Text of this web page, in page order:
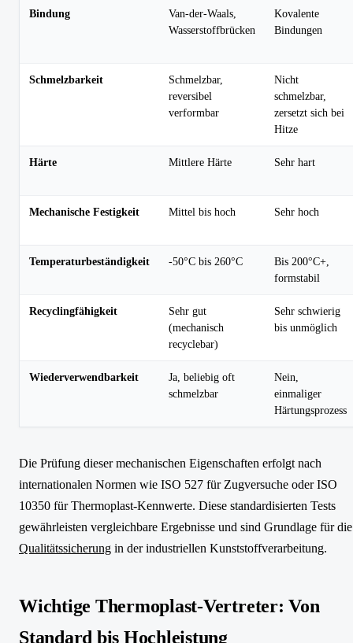
Bindung
Van-der-Waals,
Wasserstoffbrücken
Kovalente
Bindungen
Schmelzbarkeit
Schmelzbar,
reversibel
verformbar
Nicht
schmelzbar,
zersetzt sich bei
Hitze
Härte Mittlere Härte Sehr hart
Mechanische Festigkeit Mittel bis hoch Sehr hoch
Temperaturbeständigkeit -50°C bis 260°C
Bis 200°C+,
formstabil
Recyclingfähigkeit
Sehr gut
(mechanisch
recyclebar)
Sehr schwierig
bis unmöglich
Wiederverwendbarkeit
Ja, beliebig oft
schmelzbar
Nein,
einmaliger
Härtungsprozess
Die Prüfung dieser mechanischen Eigenschaften erfolgt nach
internationalen Normen wie ISO 527 für Zugversuche oder ISO
10350 für Thermoplast-Kennwerte. Diese standardisierten Tests
gewährleisten vergleichbare Ergebnisse und sind Grundlage für die
Qualitätssicherung in der industriellen Kunststoffverarbeitung.
Wichtige Thermoplast-Vertreter: Von
Standard bis Hochleistung